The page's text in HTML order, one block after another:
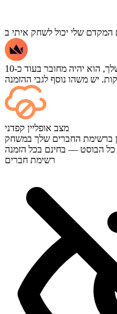
בהחלט — שלחתי התראה למקדם שלך, הוא יהיה מחובר בעוד כ-10
שלך ברגע שהוא מסתיים, ואם
מצב אופליין קפדני
ברשימת החברים שלך במשחק
רשימת חברים